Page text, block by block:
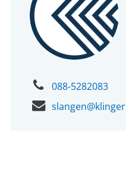
088-5282083